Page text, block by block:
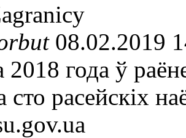
08.02.2019
2018 года ў
сто расейскіх